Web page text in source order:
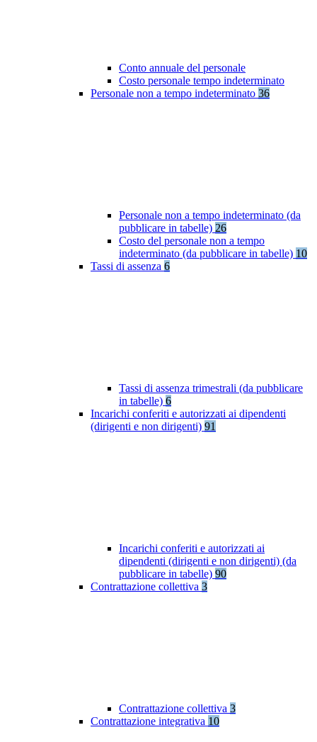
Conto annuale del personale
Costo personale tempo indeterminato
Personale non a tempo indeterminato 36
Personale non a tempo indeterminato (da
pubblicare in tabelle) 26
Costo del personale non a tempo
indeterminato (da pubblicare in tabelle) 10
Tassi di assenza 6
Tassi di assenza trimestrali (da pubblicare
in tabelle) 6
Incarichi conferiti e autorizzati ai dipendenti
(dirigenti e non dirigenti) 91
Incarichi conferiti e autorizzati ai
dipendenti (dirigenti e non dirigenti) (da
pubblicare in tabelle) 90
Contrattazione collettiva 3
Contrattazione collettiva 3
Contrattazione integrativa 10